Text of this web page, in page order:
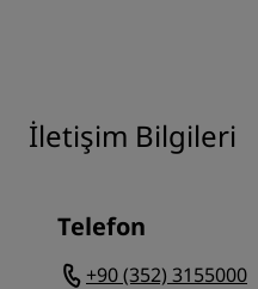
İletişim Bilgileri
Telefon
+90 (352) 3155000